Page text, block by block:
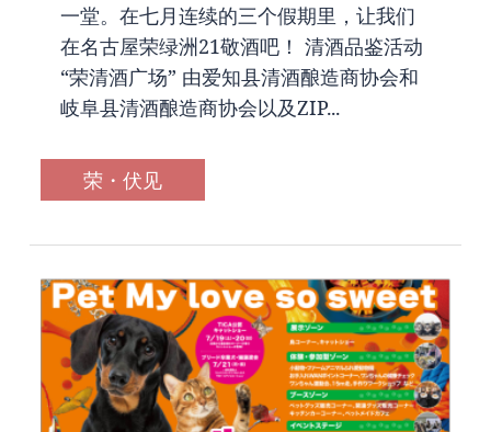
一堂。在七月连续的三个假期里，让我们
在名古屋荣绿洲21敬酒吧！ 清酒品鉴活动
“荣清酒广场” 由爱知县清酒酿造商协会和
岐阜县清酒酿造商协会以及ZIP...
荣・伏见